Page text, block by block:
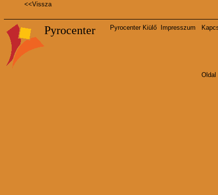
<<Vissza
Pyrocenter Pyrocenter Kiülő Impresszum
Oldal